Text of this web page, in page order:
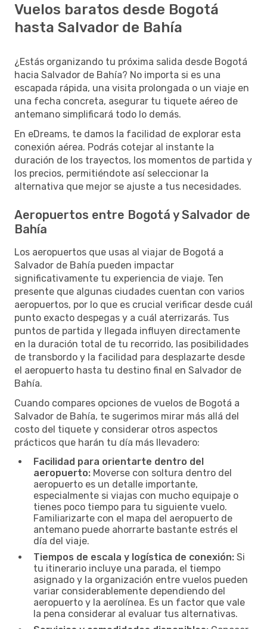
Vuelos baratos desde Bogotá
hasta Salvador de Bahía
¿Estás organizando tu próxima salida desde Bogotá
hacia Salvador de Bahía? No importa si es una
escapada rápida, una visita prolongada o un viaje en
una fecha concreta, asegurar tu tiquete aéreo de
antemano simplificará todo lo demás.
En eDreams, te damos la facilidad de explorar esta
conexión aérea. Podrás cotejar al instante la
duración de los trayectos, los momentos de partida y
los precios, permitiéndote así seleccionar la
alternativa que mejor se ajuste a tus necesidades.
Aeropuertos entre Bogotá y Salvador de
Bahía
Los aeropuertos que usas al viajar de Bogotá a
Salvador de Bahía pueden impactar
significativamente tu experiencia de viaje. Ten
presente que algunas ciudades cuentan con varios
aeropuertos, por lo que es crucial verificar desde cuál
punto exacto despegas y a cuál aterrizarás. Tus
puntos de partida y llegada influyen directamente
en la duración total de tu recorrido, las posibilidades
de transbordo y la facilidad para desplazarte desde
el aeropuerto hasta tu destino final en Salvador de
Bahía.
Cuando compares opciones de vuelos de Bogotá a
Salvador de Bahía, te sugerimos mirar más allá del
costo del tiquete y considerar otros aspectos
prácticos que harán tu día más llevadero:
Facilidad para orientarte dentro del
aeropuerto: Moverse con soltura dentro del
aeropuerto es un detalle importante,
especialmente si viajas con mucho equipaje o
tienes poco tiempo para tu siguiente vuelo.
Familiarizarte con el mapa del aeropuerto de
antemano puede ahorrarte bastante estrés el
día del viaje.
Tiempos de escala y logística de conexión: Si
tu itinerario incluye una parada, el tiempo
asignado y la organización entre vuelos pueden
variar considerablemente dependiendo del
aeropuerto y la aerolínea. Es un factor que vale
la pena considerar al evaluar tus alternativas.